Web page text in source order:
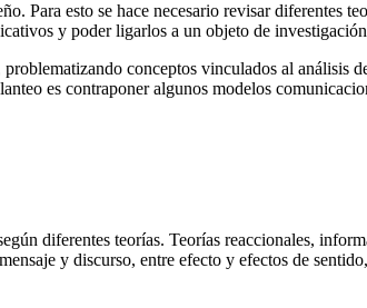
Para esto se hace necesario revisar diferentes
y poder ligarlos a un objeto de
conceptos vinculados al análisis
es contraponer algunos modelos
diferentes teorías. Teorías reaccionales,
y discurso, entre efecto y efectos de